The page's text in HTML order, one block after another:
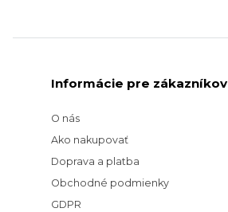
Informácie pre zákazníkov
O nás
Ako nakupovať
Doprava a platba
Obchodné podmienky
GDPR